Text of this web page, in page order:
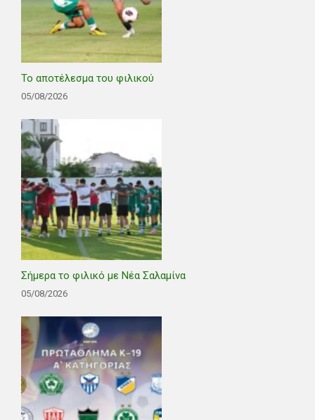
Το αποτέλεσμα του φιλικού
05/08/2026
Σήμερα το φιλικό με Νέα Σαλαμίνα
05/08/2026